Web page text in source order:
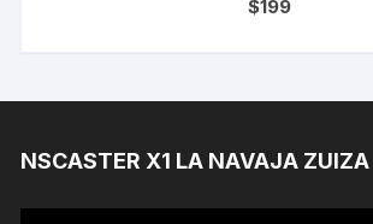
Continente.
$199
NSCASTER X1 LA NAVAJA ZUIZA